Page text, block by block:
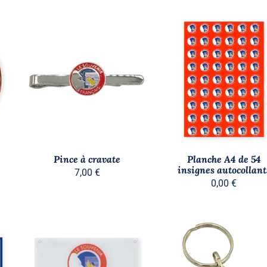
AJOUTER AU PANIER
/
APERÇU
Pince à cravate
7,00 €
/ APERÇU
Planche A4 de 54
insignes
0,00€